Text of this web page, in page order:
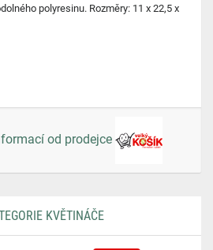
polyresinu. Rozměry: 11 x 22,5 x
od prodejce
KVĚTINÁČE